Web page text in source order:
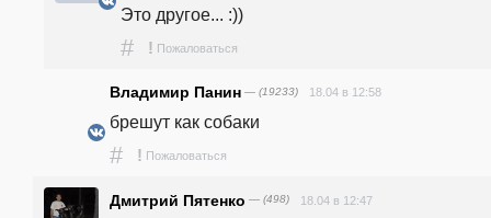
Это другое... :))
# ! Пожаловаться
Владимир Панин — (19233) 18.04 в 12:58
брешут как собаки
# ! Пожаловаться
Дмитрий Пятенко — (498) 18.04 в 12:47